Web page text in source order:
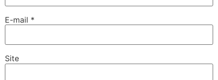
E-mail *
Site